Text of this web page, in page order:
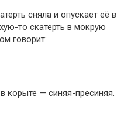
сняла и опускает её в
то скатерть в мокрую
говорит:
корыте — синяя-пресиняя.